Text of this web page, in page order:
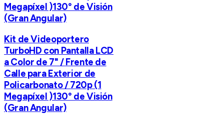
Megapíxel )130° de Visión
(Gran Angular)
Kit de Videoportero
TurboHD con Pantalla LCD
a Color de 7" / Frente de
Calle para Exterior de
Policarbonato / 720p (1
Megapíxel )130° de Visión
(Gran Angular)